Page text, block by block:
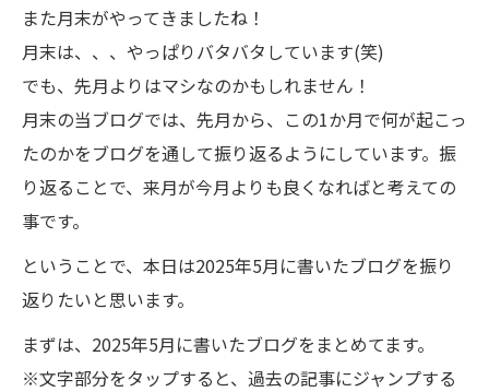
また月末がやってきましたね！
月末は、、、やっぱりバタバタしています(笑)
でも、先月よりはマシなのかもしれません！
月末の当ブログでは、先月から、この1か月で何が起こっ
たのかをブログを通して振り返るようにしています。振
り返ることで、来月が今月よりも良くなればと考えての
事です。
ということで、本日は2025年5月に書いたブログを振り
返りたいと思います。
まずは、2025年5月に書いたブログをまとめてます。
※文字部分をタップすると、過去の記事にジャンプする